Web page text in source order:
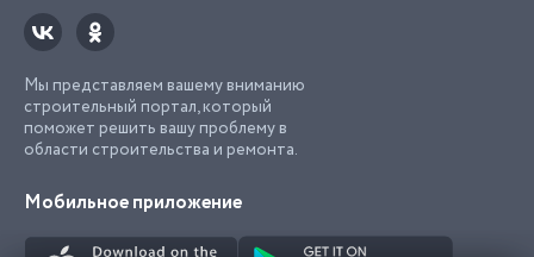
Мы представляем вашему вниманию
строительный портал, который
поможет решить вашу проблему в
области строительства и ремонта.
Мобильное приложение